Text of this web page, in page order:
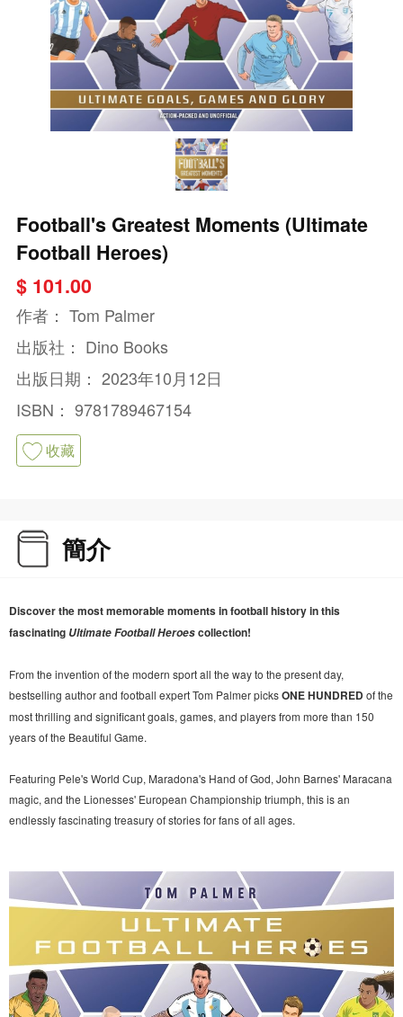
Football's Greatest Moments (Ultimate
Football Heroes)
$ 101.00
作者： Tom Palmer
出版社： Dino Books
出版日期： 2023年10月12日
ISBN： 9781789467154
收藏
簡介
Discover the most memorable moments in football history in this
fascinating Ultimate Football Heroescollection!
From the invention of the modern sport all the way to the present day,
bestselling author and football expert Tom Palmer picksONE HUNDREDof the
most thrilling and significant goals, games, and players from more than 150
years of the Beautiful Game.
Featuring Pele's World Cup, Maradona's Hand of God, John Barnes' Maracana
magic, and the Lionesses' European Championship triumph, this is an
endlessly fascinating treasury of stories for fans of all ages.